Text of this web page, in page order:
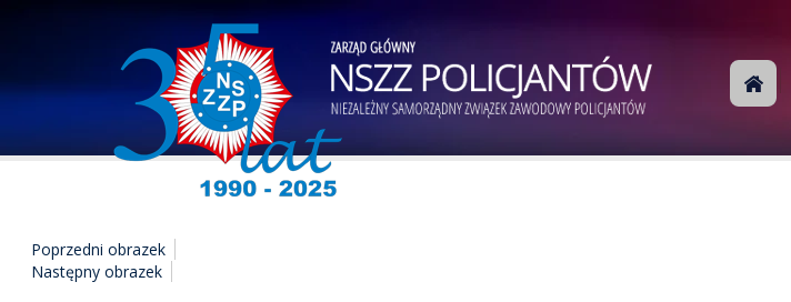
Poprzedni obrazek
Następny obrazek